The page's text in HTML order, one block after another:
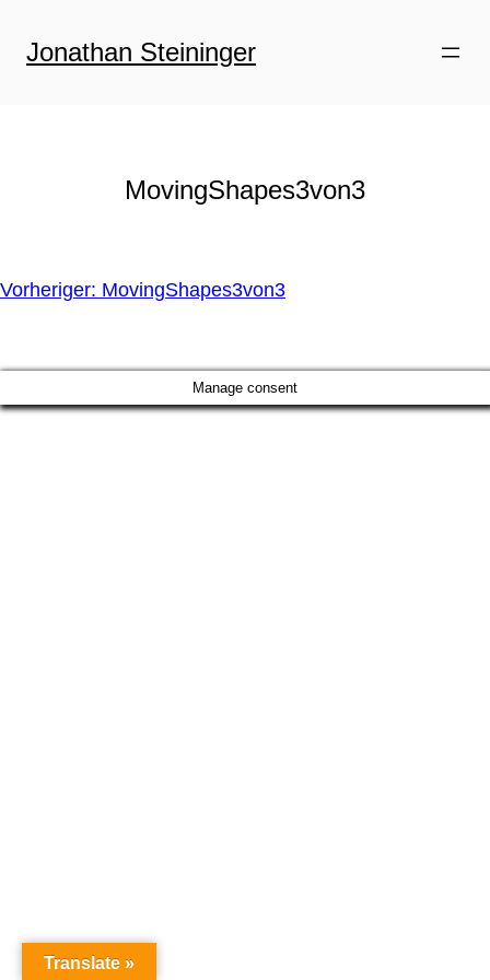
InhaltJonathan Steininger
MovingShapes3von3
Vorheriger: MovingShapes3von3
Manage consent
Translate »